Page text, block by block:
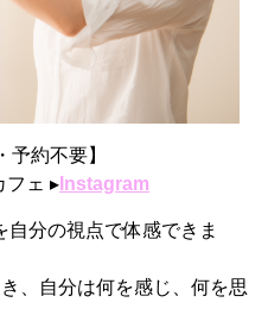
予約不要】
フェ ▸ Instagram
自分の視点で体感できま
、
自分は何を感じ、何を思